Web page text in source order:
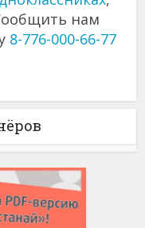
нам
8-776-000-66-77